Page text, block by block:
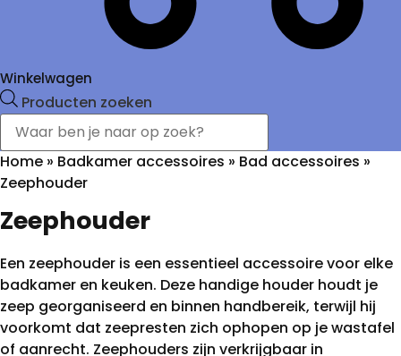
Winkelwagen
Producten zoeken
Home » Badkamer accessoires » Bad accessoires »
Zeephouder
Zeephouder
Een zeephouder is een essentieel accessoire voor elke
badkamer en keuken. Deze handige houder houdt je
zeep georganiseerd en binnen handbereik, terwijl hij
voorkomt dat zeepresten zich ophopen op je wastafel
of aanrecht. Zeephouders zijn verkrijgbaar in